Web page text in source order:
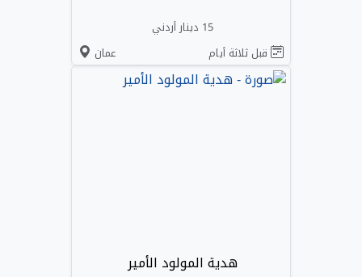
15 دينار أردني
قبل ثلاثة أيام
عمان
هدية المولود الأمير